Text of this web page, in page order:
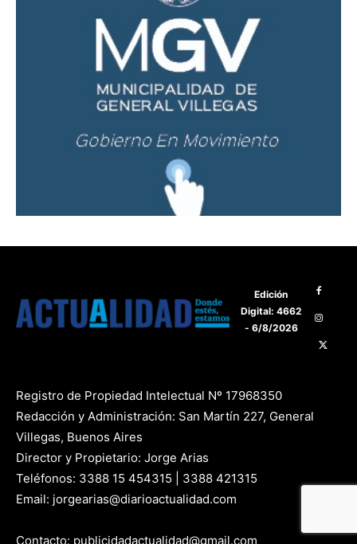
Edición
Digital: 4662
- 6/8/2026
Registro de Propiedad Intelectual Nº 17968350
Redacción y Administración: San Martín 227, General
Villegas, Buenos Aires
Director y Propietario: Jorge Arias
Teléfonos: 3388 15 454315 | 3388 421315
Email: jorgearias@diarioactualidad.com
Contacto: publicidadactualidad@gmail.com